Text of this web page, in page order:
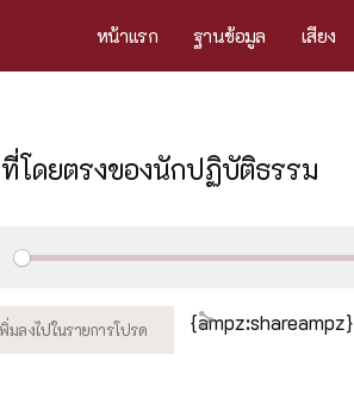
หน้าแรก ฐานข้อมูล เสียง
โดยตรงของนักปฏิบัติธรรม
{ampz:shareampz}